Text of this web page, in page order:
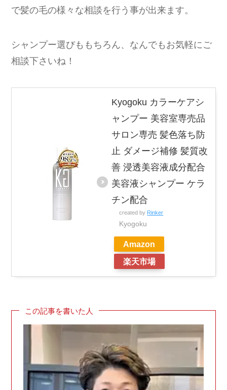
で髪の毛の様々な相談を行う事が出来ます。
シャンプー選びももちろん、なんでもお気軽にご
相談下さいね！
Kyogoku カラーケアシ
ャンプー 美容室専売品
サロン専売 髪色落ち防
止 ダメージ補修 髪質改
善 浸透美容液成分配合
美容液シャンプー ケラ
チン配合
created by Rinker
Kyogoku
Amazon
楽天市場
この記事を書いた人